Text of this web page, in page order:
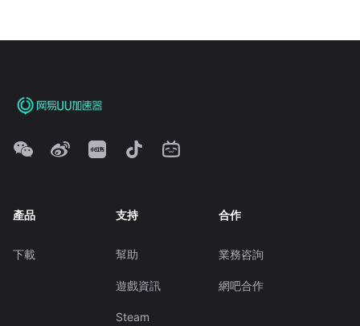
產品
下載
支持
幫助
遊戲資訊
Steam
合作
業務咨詢
網吧合作